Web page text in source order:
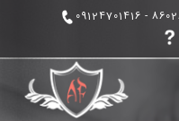
لباس فرم اداری